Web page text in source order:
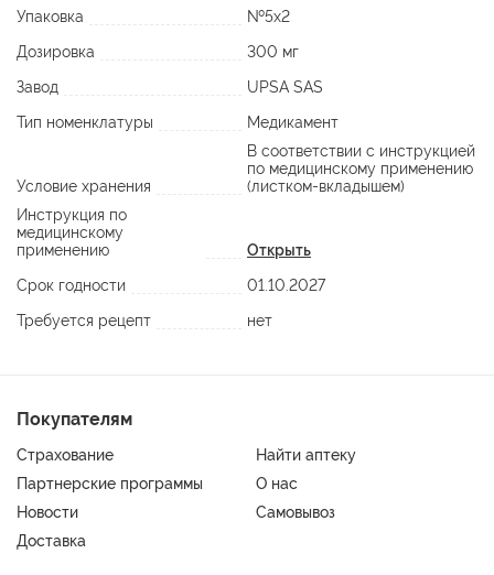
Упаковка
№5х2
Дозировка
300 мг
Завод
UPSA SAS
Тип номенклатуры
Медикамент
Условие хранения
В соответствии с инструкцией
по медицинскому применению
(листком-вкладышем)
Инструкция по
медицинскому
применению
Открыть
Срок годности
01.10.2027
Требуется рецепт
нет
Покупателям
Страхование
Найти аптеку
Партнерские программы
О нас
Новости
Самовывоз
Доставка